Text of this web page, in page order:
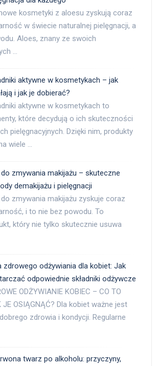
kosmetyki z aloesu zyskują coraz
w świecie naturalnej pielęgnacji, a
Aloes, znany ze swoich
…
aktywne w kosmetykach – jak
i jak je dobierać?
aktywne w kosmetykach to
które decydują o ich skuteczności
pielęgnacyjnych. Dzięki nim, produkty
wiele …
do zmywania makijażu – skuteczne
demakijażu i pielęgnacji
do zmywania makijażu zyskuje coraz
i to nie bez powodu. To
który nie tylko skutecznie usuwa
zdrowego odżywiania dla kobiet: Jak
odpowiednie składniki odżywcze
ODŻYWIANIE KOBIEC – CO TO
OSIĄGNĄĆ? Dla kobiet ważne jest
zdrowia i kondycji. Regularne
twarz po alkoholu: przyczyny,